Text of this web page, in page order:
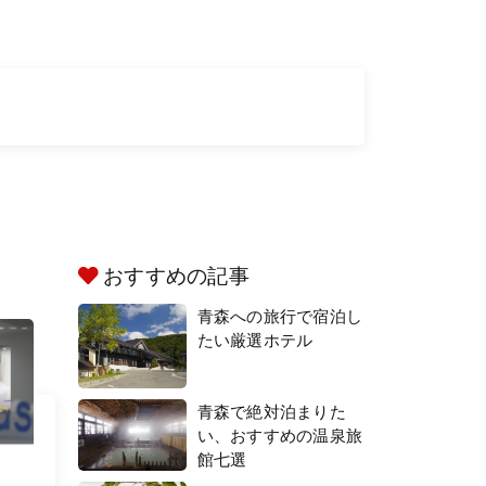
おすすめの記事
青森への旅行で宿泊し
たい厳選ホテル
青森で絶対泊まりた
い、おすすめの温泉旅
館七選